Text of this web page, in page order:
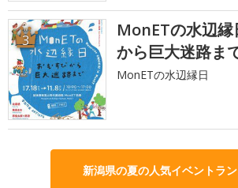
3
MonETの水辺
から巨大迷路ま
MonETの水辺縁日
新潟県の夏の人気イベントラ